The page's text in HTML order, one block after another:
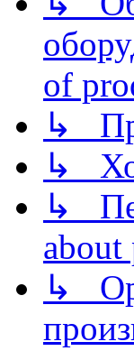
of
↳
↳
↳
about
↳